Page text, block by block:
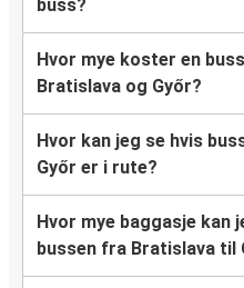
buss?
Hvor mye koster en
Bratislava og Győr?
Hvor kan jeg se hvis
Győr er i rute?
Hvor mye baggasje kan
bussen fra Bratislava til